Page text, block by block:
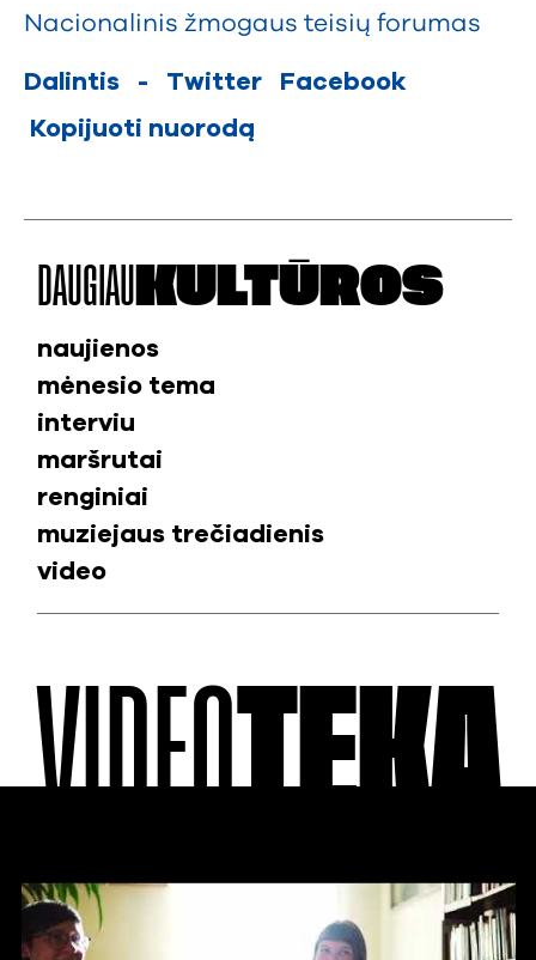
Nacionalinis žmogaus teisių forumas
Dalintis - Twitter
Facebook
Kopijuoti nuorodą
DAUGIAU KULTŪROS
naujienos
mėnesio tema
interviu
maršrutai
renginiai
muziejaus trečiadienis
video
VIDEOTEKA